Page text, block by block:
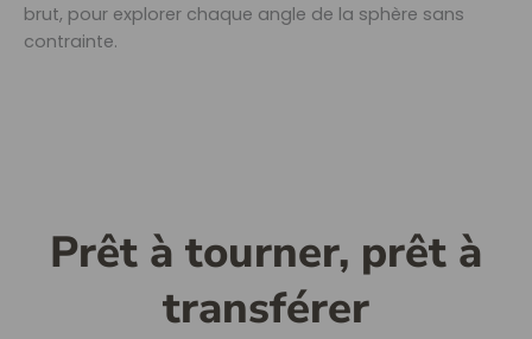
brut, pour explorer chaque angle de la sphère sans
contrainte.
Prêt à tourner, prêt à
transférer